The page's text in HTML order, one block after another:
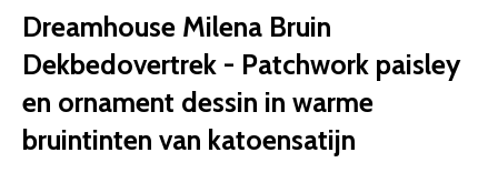
Dreamhouse Milena Bruin
Dekbedovertrek - Patchwork paisley
en ornament dessin in warme
bruintinten van katoensatijn